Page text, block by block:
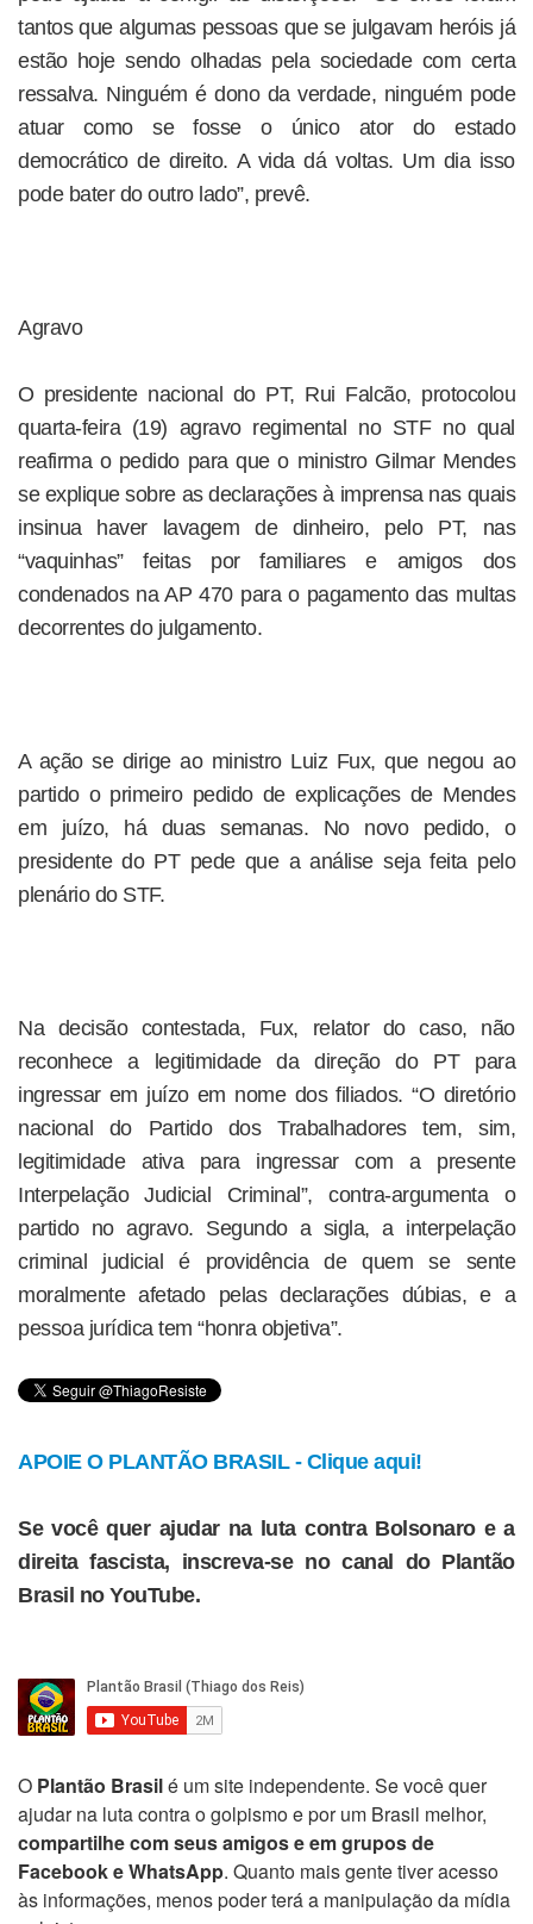
tantos que algumas pessoas que se julgavam heróis já
estão hoje sendo olhadas pela sociedade com certa
ressalva. Ninguém é dono da verdade, ninguém pode
atuar como se fosse o único ator do estado
democrático de direito. A vida dá voltas. Um dia isso
pode bater do outro lado”, prevê.
Agravo
O presidente nacional do PT, Rui Falcão, protocolou
quarta-feira (19) agravo regimental no STF no qual
reafirma o pedido para que o ministro Gilmar Mendes
se explique sobre as declarações à imprensa nas quais
insinua haver lavagem de dinheiro, pelo PT, nas
“vaquinhas” feitas por familiares e amigos dos
condenados na AP 470 para o pagamento das multas
decorrentes do julgamento.
A ação se dirige ao ministro Luiz Fux, que negou ao
partido o primeiro pedido de explicações de Mendes
em juízo, há duas semanas. No novo pedido, o
presidente do PT pede que a análise seja feita pelo
plenário do STF.
Na decisão contestada, Fux, relator do caso, não
reconhece a legitimidade da direção do PT para
ingressar em juízo em nome dos filiados. “O diretório
nacional do Partido dos Trabalhadores tem, sim,
legitimidade ativa para ingressar com a presente
Interpelação Judicial Criminal”, contra-argumenta o
partido no agravo. Segundo a sigla, a interpelação
criminal judicial é providência de quem se sente
moralmente afetado pelas declarações dúbias, e a
pessoa jurídica tem “honra objetiva”.
APOIE O PLANTÃO BRASIL - Clique aqui!
Se você quer ajudar na luta contra Bolsonaro e a
direita fascista, inscreva-se no canal do Plantão
Brasil no YouTube.
O Plantão Brasilé um site independente. Se você quer
ajudar na luta contra o golpismo e por um Brasil melhor,
compartilhe com seus amigos e em grupos de
Facebook e WhatsApp. Quanto mais gente tiver acesso
às informações, menos poder terá a manipulação da mídia